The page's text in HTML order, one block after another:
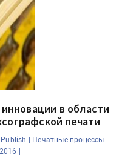
в области
печати
Publish |
Печатные процессы
|